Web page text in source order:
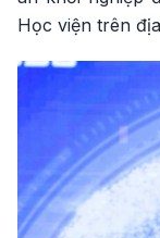
Học viện trên